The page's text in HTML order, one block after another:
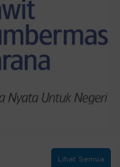
Lihat Semua